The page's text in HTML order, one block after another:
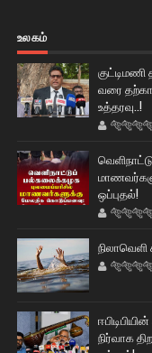
உலகம்
வரை
உத்தரவு..!
ஒப்புதல்!
நிர்வாக